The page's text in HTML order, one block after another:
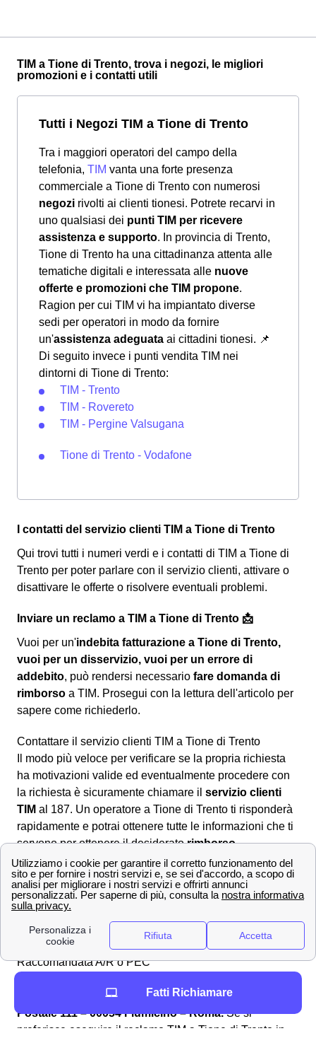
TIM a Tione di Trento, trova i negozi, le migliori
promozioni e i contatti utili
Tutti i Negozi TIM a Tione di Trento
Tra i maggiori operatori del campo della
telefonia, TIM vanta una forte presenza
commerciale a Tione di Trento con numerosi
negozi rivolti ai clienti tionesi. Potrete recarvi in
uno qualsiasi dei punti TIM per ricevere
assistenza e supporto. In provincia di Trento,
Tione di Trento ha una cittadinanza attenta alle
tematiche digitali e interessata alle nuove
offerte e promozioni che TIM propone.
Ragion per cui TIM vi ha impiantato diverse
sedi per operatori in modo da fornire
un'assistenza adeguata ai cittadini tionesi. 📌
Di seguito invece i punti vendita TIM nei
dintorni di Tione di Trento:
TIM - Trento
TIM - Rovereto
TIM - Pergine Valsugana
Tione di Trento - Vodafone
I contatti del servizio clienti TIM a Tione di Trento
Qui trovi tutti i numeri verdi e i contatti di TIM a Tione di
Trento per poter parlare con il servizio clienti, attivare o
disattivare le offerte o risolvere eventuali problemi.
Inviare un reclamo a TIM a Tione di Trento 📩
Vuoi per un'indebita fatturazione a Tione di Trento,
vuoi per un disservizio, vuoi per un errore di
addebito, può rendersi necessario fare domanda di
rimborso a TIM. Prosegui con la lettura dell'articolo per
sapere come richiederlo.
Contattare il servizio clienti TIM a Tione di Trento
Il modo più veloce per verificare se la propria richiesta
ha motivazioni valide ed eventualmente procedere con
la richiesta è sicuramente chiamare il servizio clienti
TIM al 187. Un operatore a Tione di Trento ti risponderà
rapidamente e potrai ottenere tutte le informazioni che ti
servono per ottenere il desideratorimborso.
Dall'area web MyTIM
È altresì possibile andare nell'area online dedicata
compilando il modulo nella sezione appositascriviciper
formulare correttamente la richiesta di rimborso a Tione
di Trento ed attendere la risposta ad uno degli indirizzi
forniti in sede di compilazione.
Raccomandata A/R o PEC
raccomandata A/Rall'indirizzo apposito:Casella
Postale 111 – 00054 Fiumicino – Roma.Se si
preferisce eseguire il reclamo TIM a Tione di Trento in
Fatti Richiamare